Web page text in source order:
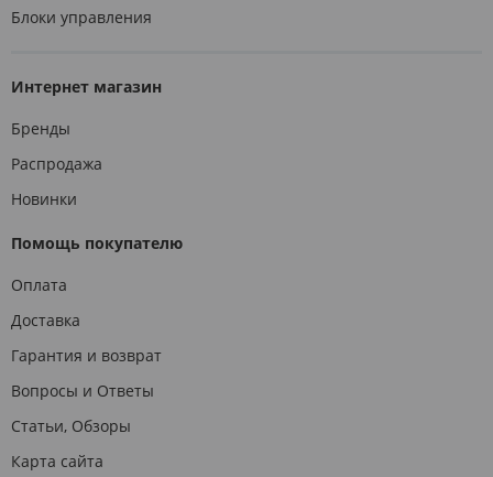
Блоки управления
Интернет магазин
Бренды
Распродажа
Новинки
Помощь покупателю
Оплата
Доставка
Гарантия и возврат
Вопросы и Ответы
Статьи, Обзоры
Карта сайта